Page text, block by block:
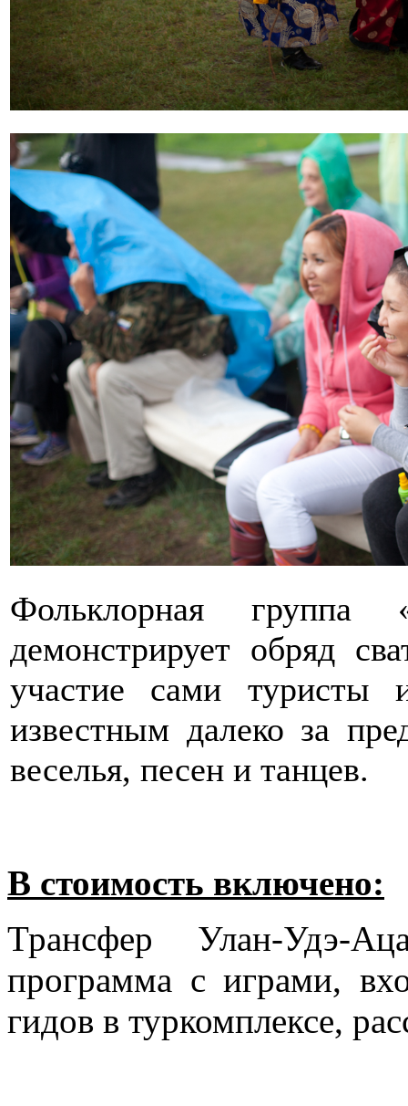
Фольклорная
демонстрирует обряд
участие сами туристы
известным далеко за
веселья, песен и танцев.
В стоимость включено:
Трансфер Улан-Удэ-
программа с играми,
гидов в туркомплексе,